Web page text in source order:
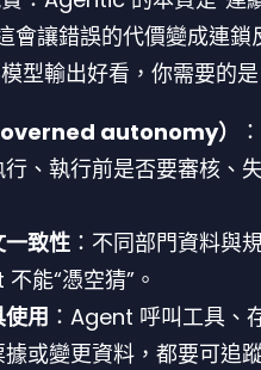
會讓錯誤的代價變成連鎖
型輸出好看，你需要的
autonomy）
、執行前是否要審核、
致性 ：不同部門資料與
能“憑空猜”。
用 ：Agent 呼叫工具、
或變更資料，都要可追